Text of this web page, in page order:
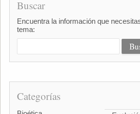
Buscar
Encuentra la información que
tema:
Categorías